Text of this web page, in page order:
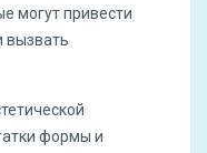
могут привести
вызвать
формы и